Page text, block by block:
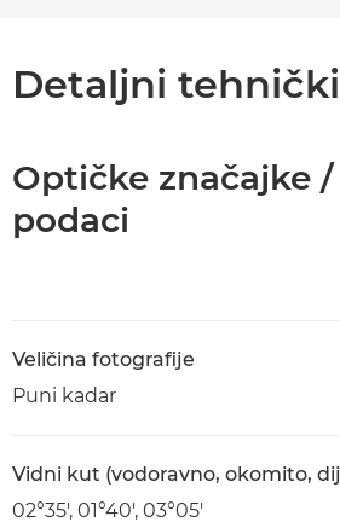
Detaljni
Optičke značajke
podaci
Veličina fotografije
Puni kadar
Vidni kut (vodoravno, okomito,
02°35′, 01°40′, 03°05′